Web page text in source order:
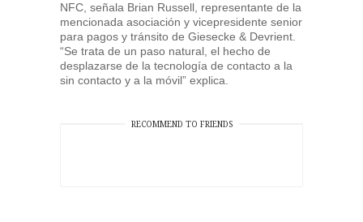
NFC, señala Brian Russell, representante de la
mencionada asociación y vicepresidente senior
para pagos y tránsito de Giesecke & Devrient.
“Se trata de un paso natural, el hecho de
desplazarse de la tecnología de contacto a la
sin contacto y a la móvil” explica.
RECOMMEND TO FRIENDS